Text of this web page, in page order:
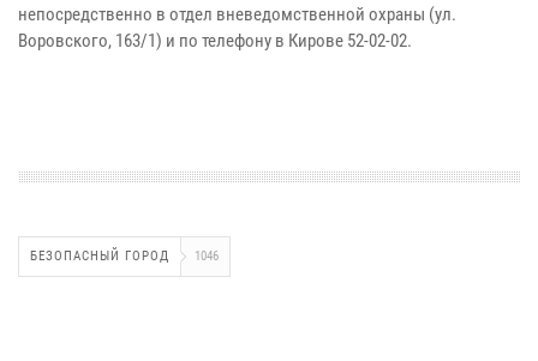
непосредственно в отдел вневедомственной охраны (ул.
Воровского, 163/1) и по телефону в Кирове 52-02-02.
БЕЗОПАСНЫЙ ГОРОД 1046